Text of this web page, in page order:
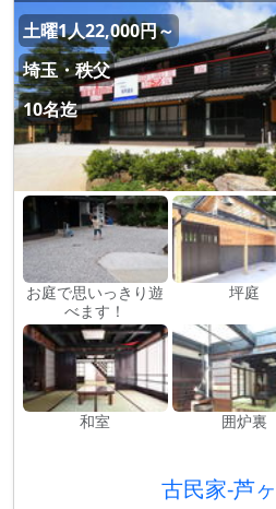
土曜1人22,000円～
埼玉・秩父
10名迄
お庭で思いっきり遊
べます！
坪庭
和室 囲炉裏
古民家-芦